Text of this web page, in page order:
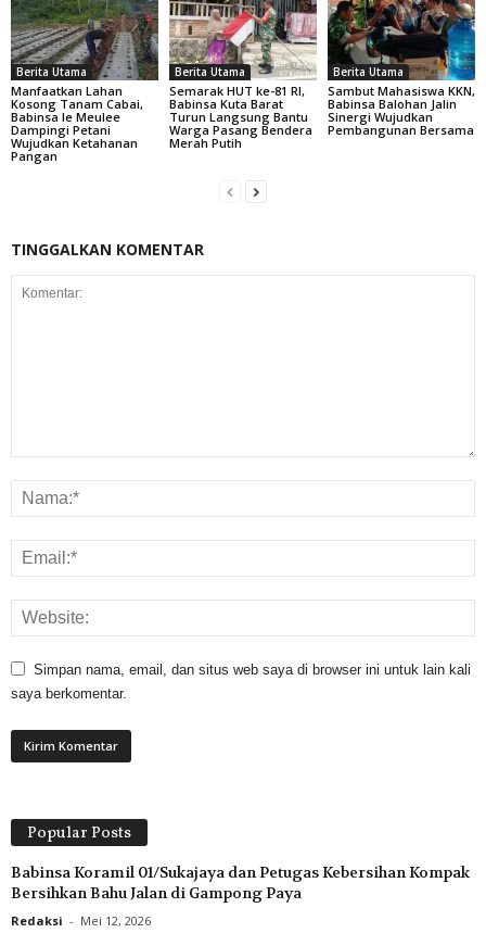
Berita Utama
Manfaatkan Lahan
Kosong Tanam Cabai,
Babinsa Ie Meulee
Dampingi Petani
Wujudkan Ketahanan
Pangan
Berita Utama
Semarak HUT ke-81 RI,
Babinsa Kuta Barat
Turun Langsung Bantu
Warga Pasang Bendera
Merah Putih
Berita Utama
Sambut Mahasiswa KKN,
Babinsa Balohan Jalin
Sinergi Wujudkan
Pembangunan Bersama
TINGGALKAN KOMENTAR
Simpan nama, email, dan situs web saya di browser ini untuk lain kali
saya berkomentar.
Popular Posts
Babinsa Koramil 01/Sukajaya dan Petugas Kebersihan Kompak
Bersihkan Bahu Jalan di Gampong Paya
Redaksi - Mei 12, 2026